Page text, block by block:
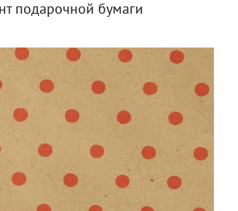
подарочной бумаги